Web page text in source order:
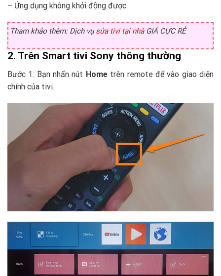
– Ứng dụng không khởi động được.
Tham khảo thêm: Dịch vụsửa tivi tại nhàGIÁ CỰC RẺ
2. Trên Smart tivi Sony thông thường
Bước 1: Bạn nhấn nút Hometrên remote để vào giao diện
chính của tivi.